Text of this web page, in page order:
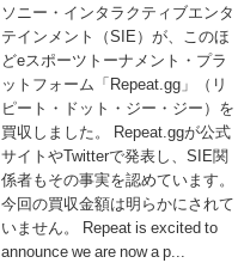
ソニー・インタラクティブエンタ
テインメント（SIE）が、このほ
どeスポーツトーナメント・プラ
ットフォーム「Repeat.gg」（リ
ピート・ドット・ジー・ジー）を
買収しました。 Repeat.ggが公式
サイトやTwitterで発表し、SIE関
係者もその事実を認めています。
今回の買収金額は明らかにされて
いません。 Repeat is excited to
announce we are now a p...